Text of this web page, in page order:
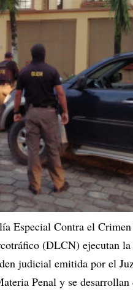
Especial Contra el
(DLCN) ejecutan
judicial emitida por el
Penal y se